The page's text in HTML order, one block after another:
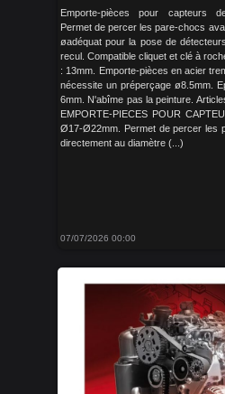
Emporte-pièces pour capteurs
Permet de percer les pare-chocs
øadéquat pour la pose de
recul. Compatible cliquet et clé à
: 13mm. Emporte-pièces en acier
nécessite un préperçage ø8.5mm.
6mm. N'abîme pas la peinture.
EMPORTE-PIECES POUR
Ø17-Ø22mm. Permet de percer les
directement au diamètre (...)
07/07/2026 00:00